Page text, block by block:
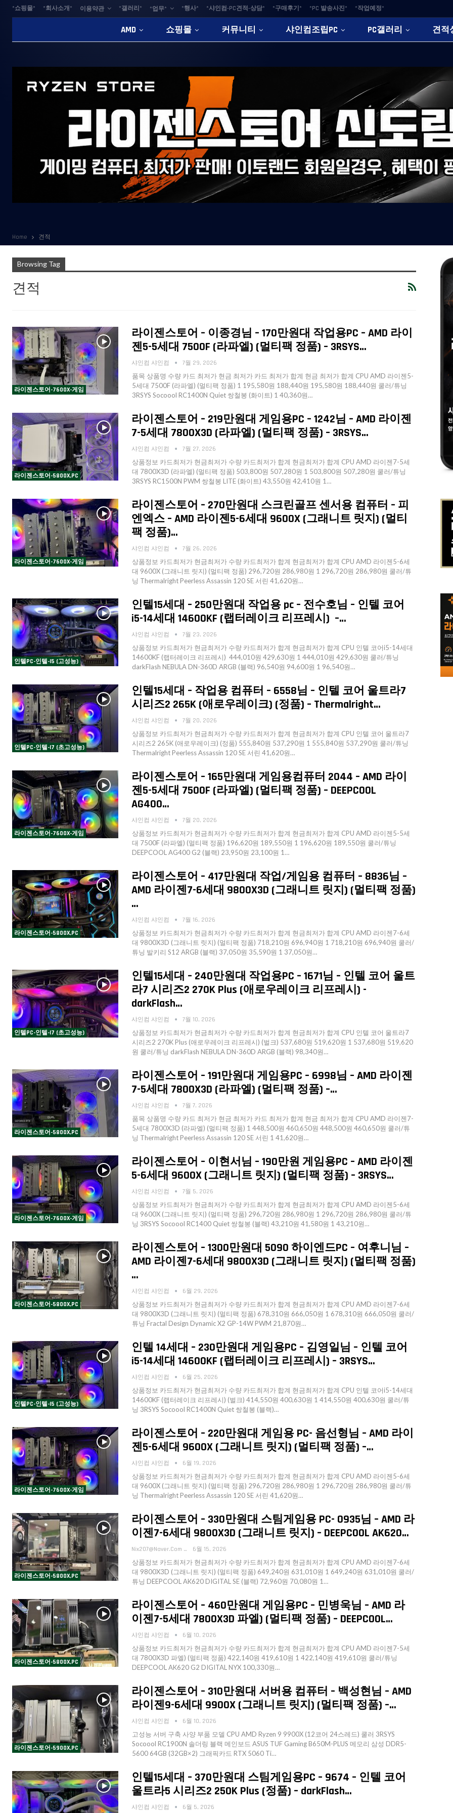
*쇼핑몰* *회사소개* 이용약관 *갤러리* *업무* *행사* *샤인컴-PC견적-상담* *구매후기* *PC 발송사진* *작업예정*
AMD 쇼핑몰 커뮤니티 샤인컴조립PC PC갤러리 견적
Home 견적
Browsing Tag
견적
라이젠스토어-7600X-게임
라이젠스토어 – 이종경님 – 170만원대 작업용PC – AMD 라이
젠5-5세대 7500F (라파엘) (멀티팩 정품) – 3RSYS…
샤인컴 샤인컴 7월 29, 2026
품목 상품명 수량 카드 최저가 현금 최저가 카드 최저가 합계 현금 최저가 합계 CPU AMD 라이젠5-
5세대 7500F (라파엘) (멀티팩 정품) 1 195,580원 188,440원 195,580원 188,440원 쿨러/튜닝
3RSYS Socoool RC1400N Quiet 쌍철봉 (화이트) 1 40,360원…
라이젠스토어-5800X,PC
라이젠스토어 – 219만원대 게임용PC – 1242님 – AMD 라이젠
7-5세대 7800X3D (라파엘) (멀티팩 정품) – 3RSYS…
샤인컴 샤인컴 7월 27, 2026
상품정보 카드최저가 현금최저가 수량 카드최저가 합계 현금최저가 합계 CPU AMD 라이젠7-5세
대 7800X3D (라파엘) (멀티팩 정품) 503,800원 507,280원 1 503,800원 507,280원 쿨러/튜닝
3RSYS RC1500N PWM 쌍철봉 LITE (화이트) 43,550원 42,410원 1…
라이젠스토어-7600X-게임
라이젠스토어 – 270만원대 스크린골프 센서용 컴퓨터 – 피
엔엑스 – AMD 라이젠5-6세대 9600X (그래니트 릿지) (멀티
팩 정품)…
샤인컴 샤인컴 7월 26, 2026
상품정보 카드최저가 현금최저가 수량 카드최저가 합계 현금최저가 합계 CPU AMD 라이젠5-6세
대 9600X (그래니트 릿지) (멀티팩 정품) 296,720원 286,980원 1 296,720원 286,980원 쿨러/튜
닝 Thermalright Peerless Assassin 120 SE 서린 41,620원…
인텔PC-인텔-I5 (고성능)
인텔15세대 – 250만원대 작업용 pc – 전수호님 – 인텔 코어
i5-14세대 14600KF (랩터레이크 리프레시) –…
샤인컴 샤인컴 7월 23, 2026
상품정보 카드최저가 현금최저가 수량 카드최저가 합계 현금최저가 합계 CPU 인텔 코어i5-14세대
14600KF (랩터레이크 리프레시) 444,010원 429,630원 1 444,010원 429,630원 쿨러/튜닝
darkFlash NEBULA DN-360D ARGB (블랙) 96,540원 94,600원 1 96,540원…
인텔PC-인텔-I7 (초고성능)
인텔15세대 – 작업용 컴퓨터 – 6558님 – 인텔 코어 울트라7
시리즈2 265K (애로우레이크) (정품) – Thermalright…
샤인컴 샤인컴 7월 20, 2026
상품정보 카드최저가 현금최저가 수량 카드최저가 합계 현금최저가 합계 CPU 인텔 코어 울트라7
시리즈2 265K (애로우레이크) (정품) 555,840원 537,290원 1 555,840원 537,290원 쿨러/튜닝
Thermalright Peerless Assassin 120 SE 서린 41,620원…
라이젠스토어-7600X-게임
라이젠스토어 – 165만원대 게임용컴퓨터 2044 – AMD 라이
젠5-5세대 7500F (라파엘) (멀티팩 정품) – DEEPCOOL
AG400…
샤인컴 샤인컴 7월 20, 2026
상품정보 카드최저가 현금최저가 수량 카드최저가 합계 현금최저가 합계 CPU AMD 라이젠5-5세
대 7500F (라파엘) (멀티팩 정품) 196,620원 189,550원 1 196,620원 189,550원 쿨러/튜닝
DEEPCOOL AG400 G2 (블랙) 23,950원 23,100원 1…
라이젠스토어-5800X,PC
라이젠스토어 – 417만원대 작업/게임용 컴퓨터 – 8836님 –
AMD 라이젠7-6세대 9800X3D (그래니트 릿지) (멀티팩 정품)
…
샤인컴 샤인컴 7월 16, 2026
상품정보 카드최저가 현금최저가 수량 카드최저가 합계 현금최저가 합계 CPU AMD 라이젠7-6세
대 9800X3D (그래니트 릿지) (멀티팩 정품) 718,210원 696,940원 1 718,210원 696,940원 쿨러/
튜닝 발키리 S12 ARGB (블랙) 37,050원 35,590원 1 37,050원…
인텔PC-인텔-I7 (초고성능)
인텔15세대 – 240만원대 작업용PC – 1671님 – 인텔 코어 울트
라7 시리즈2 270K Plus (애로우레이크 리프레시) -
darkFlash…
샤인컴 샤인컴 7월 10, 2026
상품정보 카드최저가 현금최저가 수량 카드최저가 합계 현금최저가 합계 CPU 인텔 코어 울트라7
시리즈2 270K Plus (애로우레이크 리프레시) (벌크) 537,680원 519,620원 1 537,680원 519,620
원 쿨러/튜닝 darkFlash NEBULA DN-360D ARGB (블랙) 98,340원…
라이젠스토어-5800X,PC
라이젠스토어 – 191만원대 게임용PC – 6998님 – AMD 라이젠
7-5세대 7800X3D (라파엘) (멀티팩 정품) –…
샤인컴 샤인컴 7월 7, 2026
품목 상품명 수량 카드 최저가 현금 최저가 카드 최저가 합계 현금 최저가 합계 CPU AMD 라이젠7-
5세대 7800X3D (라파엘) (멀티팩 정품) 1 448,500원 460,650원 448,500원 460,650원 쿨러/튜
닝 Thermalright Peerless Assassin 120 SE 서린 1 41,620원…
라이젠스토어-7600X-게임
라이젠스토어 – 이현서님 – 190만원 게임용PC – AMD 라이젠
5-6세대 9600X (그래니트 릿지) (멀티팩 정품) – 3RSYS…
샤인컴 샤인컴 7월 5, 2026
상품정보 카드최저가 현금최저가 수량 카드최저가 합계 현금최저가 합계 CPU AMD 라이젠5-6세
대 9600X (그래니트 릿지) (멀티팩 정품) 296,720원 286,980원 1 296,720원 286,980원 쿨러/튜
닝 3RSYS Socoool RC1400 Quiet 쌍철봉 (블랙) 43,210원 41,580원 1 43,210원…
라이젠스토어-5800X,PC
라이젠스토어 – 1300만원대 5090 하이엔드PC – 여후니님 –
AMD 라이젠7-6세대 9800X3D (그래니트 릿지) (멀티팩 정품)
…
샤인컴 샤인컴 6월 29, 2026
상품정보 카드최저가 현금최저가 수량 카드최저가 합계 현금최저가 합계 CPU AMD 라이젠7-6세
대 9800X3D (그래니트 릿지) (멀티팩 정품) 678,310원 666,050원 1 678,310원 666,050원 쿨러/
튜닝 Fractal Design Dynamic X2 GP-14W PWM 21,870원…
인텔PC-인텔-I5 (고성능)
인텔 14세대 – 230만원대 게임용PC – 김영일님 – 인텔 코어
i5-14세대 14600KF (랩터레이크 리프레시) – 3RSYS…
샤인컴 샤인컴 6월 25, 2026
상품정보 카드최저가 현금최저가 수량 카드최저가 합계 현금최저가 합계 CPU 인텔 코어i5-14세대
14600KF (랩터레이크 리프레시) (벌크) 414,550원 400,630원 1 414,550원 400,630원 쿨러/튜
닝 3RSYS Socoool RC1400N Quiet 쌍철봉 (블랙)…
라이젠스토어-7600X-게임
라이젠스토어 – 220만원대 게임용 PC- 음선형님 – AMD 라이
젠5-6세대 9600X (그래니트 릿지) (멀티팩 정품) –…
샤인컴 샤인컴 6월 19, 2026
상품정보 카드최저가 현금최저가 수량 카드최저가 합계 현금최저가 합계 CPU AMD 라이젠5-6세
대 9600X (그래니트 릿지) (멀티팩 정품) 296,720원 286,980원 1 296,720원 286,980원 쿨러/튜
닝 Thermalright Peerless Assassin 120 SE 서린 41,620원…
라이젠스토어-5800X,PC
라이젠스토어 – 330만원대 스팀게임용 PC- 0935님 – AMD 라
이젠7-6세대 9800X3D (그래니트 릿지) – DEEPCOOL AK620…
Nix207@naver.com 6월 15, 2026
상품정보 카드최저가 현금최저가 수량 카드최저가 합계 현금최저가 합계 CPU AMD 라이젠7-6세
대 9800X3D (그래니트 릿지) (멀티팩 정품) 649,240원 631,010원 1 649,240원 631,010원 쿨러/
튜닝 DEEPCOOL AK620 DIGITAL SE (블랙) 72,960원 70,080원 1…
라이젠스토어-5800X,PC
라이젠스토어 – 460만원대 게임용PC – 민병욱님 – AMD 라
이젠7-5세대 7800X3D 파엘) (멀티팩 정품) – DEEPCOOL…
샤인컴 샤인컴 6월 10, 2026
상품정보 카드최저가 현금최저가 수량 카드최저가 합계 현금최저가 합계 CPU AMD 라이젠7-5세
대 7800X3D 파엘) (멀티팩 정품) 422,140원 419,610원 1 422,140원 419,610원 쿨러/튜닝
DEEPCOOL AK620 G2 DIGITAL NYX 100,330원…
라이젠스토어-5900X,PC
라이젠스토어 – 310만원대 서버용 컴퓨터 – 백성현님 – AMD
라이젠9-6세대 9900X (그래니트 릿지) (멀티팩 정품) –…
샤인컴 샤인컴 6월 10, 2026
고성능 서버 구축 사양 부품 모델 CPU AMD Ryzen 9 9900X (12코어 24스레드) 쿨러 3RSYS
Socoool RC1900N 솔더링 블랙 메인보드 ASUS TUF Gaming B650M-PLUS 메모리 삼성 DDR5-
5600 64GB (32GB×2) 그래픽카드 RTX 5060 Ti…
인텔15세대 – 370만원대 스팀게임용PC – 9674 – 인텔 코어
울트라5 시리즈2 250K Plus (정품) – darkFlash…
샤인컴 샤인컴 6월 5, 2026